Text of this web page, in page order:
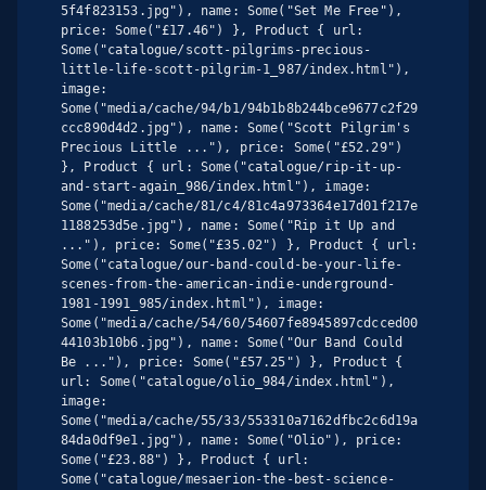
5f4f823153.jpg"), name: Some("Set Me Free"),
price: Some("£17.46") }, Product { url:
Some("catalogue/scott-pilgrims-precious-
little-life-scott-pilgrim-1_987/index.html"),
image:
Some("media/cache/94/b1/94b1b8b244bce9677c2f29
ccc890d4d2.jpg"), name: Some("Scott Pilgrim's
Precious Little ..."), price: Some("£52.29")
}, Product { url: Some("catalogue/rip-it-up-
and-start-again_986/index.html"), image:
Some("media/cache/81/c4/81c4a973364e17d01f217e
1188253d5e.jpg"), name: Some("Rip it Up and
..."), price: Some("£35.02") }, Product { url:
Some("catalogue/our-band-could-be-your-life-
scenes-from-the-american-indie-underground-
1981-1991_985/index.html"), image:
Some("media/cache/54/60/54607fe8945897cdcced00
44103b10b6.jpg"), name: Some("Our Band Could
Be ..."), price: Some("£57.25") }, Product {
url: Some("catalogue/olio_984/index.html"),
image:
Some("media/cache/55/33/553310a7162dfbc2c6d19a
84da0df9e1.jpg"), name: Some("Olio"), price:
Some("£23.88") }, Product { url:
Some("catalogue/mesaerion-the-best-science-